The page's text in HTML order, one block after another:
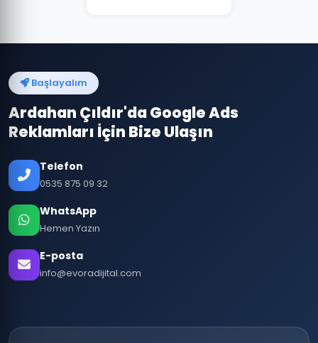
Başlayalım
Ardahan Çıldır'da Google Ads
Reklamları İçin Bize Ulaşın
Telefon
0535 875 09 32
WhatsApp
Hemen Yazın
E-posta
info@evoradijital.com